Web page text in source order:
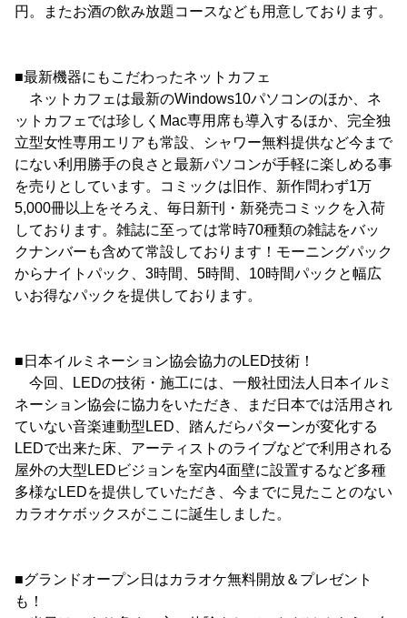
円。またお酒の飲み放題コースなども用意しております。
■最新機器にもこだわったネットカフェ
ネットカフェは最新のWindows10パソコンのほか、ネ
ットカフェでは珍しくMac専用席も導入するほか、完全独
立型女性専用エリアも常設、シャワー無料提供など今まで
にない利用勝手の良さと最新パソコンが手軽に楽しめる事
を売りとしています。コミックは旧作、新作問わず1万
5,000冊以上をそろえ、毎日新刊・新発売コミックを入荷
しております。雑誌に至っては常時70種類の雑誌をバッ
クナンバーも含めて常設しております！モーニングパック
からナイトパック、3時間、5時間、10時間パックと幅広
いお得なパックを提供しております。
■日本イルミネーション協会協力のLED技術！
今回、LEDの技術・施工には、一般社団法人日本イルミ
ネーション協会に協力をいただき、まだ日本では活用され
ていない音楽連動型LED、踏んだらパターンが変化する
LEDで出来た床、アーティストのライブなどで利用される
屋外の大型LEDビジョンを室内4面壁に設置するなど多種
多様なLEDを提供していただき、今までに見たことのない
カラオケボックスがここに誕生しました。
■グランドオープン日はカラオケ無料開放＆プレゼント
も！